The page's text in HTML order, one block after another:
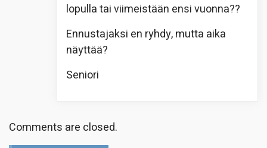
lopulla tai viimeistään ensi vuonna??
Ennustajaksi en ryhdy, mutta aika
näyttää?
Seniori
Comments are closed.